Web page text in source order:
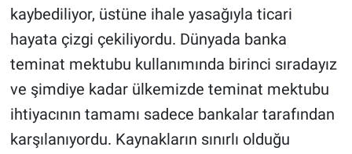
kaybediliyor, üstüne ihale yasağıyla ticari
hayata çizgi çekiliyordu. Dünyada banka
teminat mektubu kullanımında birinci sıradayız
ve şimdiye kadar ülkemizde teminat mektubu
ihtiyacının tamamı sadece bankalar tarafından
karşılanıyordu. Kaynakların sınırlı olduğu